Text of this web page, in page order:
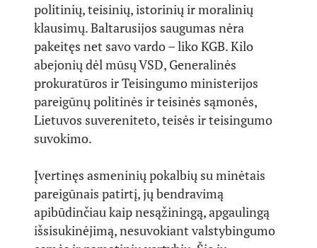
politinių, teisinių, istorinių ir moralinių
klausimų. Baltarusijos saugumas nėra
pakeitęs net savo vardo – liko KGB. Kilo
abejonių dėl mūsų VSD, Generalinės
prokuratūros ir Teisingumo ministerijos
pareigūnų politinės ir teisinės sąmonės,
Lietuvos suvereniteto, teisės ir teisingumo
suvokimo.
Įvertinęs asmeninių pokalbių su minėtais
pareigūnais patirtį, jų bendravimą
apibūdinčiau kaip nesąžiningą, apgaulingą
išsisukinėjimą, nesuvokiant valstybingumo